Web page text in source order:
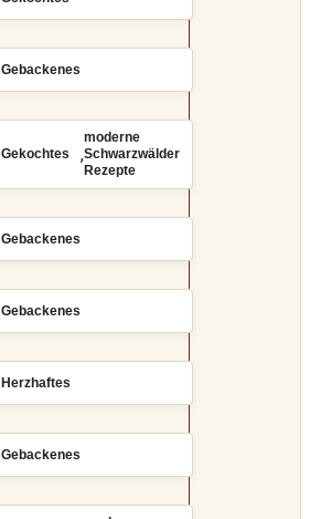
Gebackenes
Gekochtes ,
moderne
Schwarzwälder
Rezepte
Gebackenes
Gebackenes
Herzhaftes
Gebackenes